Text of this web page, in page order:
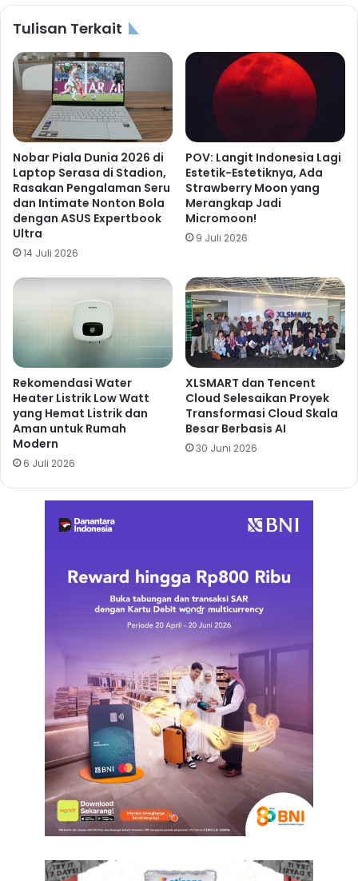
Tulisan Terkait
Nobar Piala Dunia 2026 di
Laptop Serasa di Stadion,
Rasakan Pengalaman Seru
dan Intimate Nonton Bola
dengan ASUS Expertbook
Ultra
14 Juli 2026
POV: Langit Indonesia Lagi
Estetik-Estetiknya, Ada
Strawberry Moon yang
Merangkap Jadi
Micromoon!
9 Juli 2026
Rekomendasi Water
Heater Listrik Low Watt
yang Hemat Listrik dan
Aman untuk Rumah
Modern
6 Juli 2026
XLSMART dan Tencent
Cloud Selesaikan Proyek
Transformasi Cloud Skala
Besar Berbasis AI
30 Juni 2026